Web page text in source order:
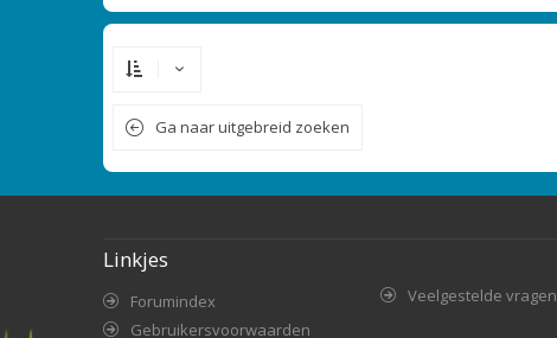
Ga naar uitgebreid zoeken
Linkjes
Forumindex
Gebruikersvoorwaarden
Veelgestelde vragen